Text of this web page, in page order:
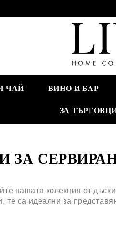
ЧАЙ ВИНО И БАР
ЗА
ЗА
нашата колекция от
те са идеални за